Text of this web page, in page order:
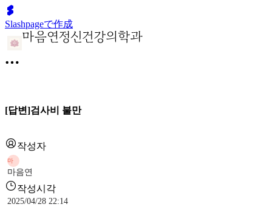
Slashpageで作成
[답변]검사비 불만
작성자
마
마음연
작성시각
2025/04/28 22:14